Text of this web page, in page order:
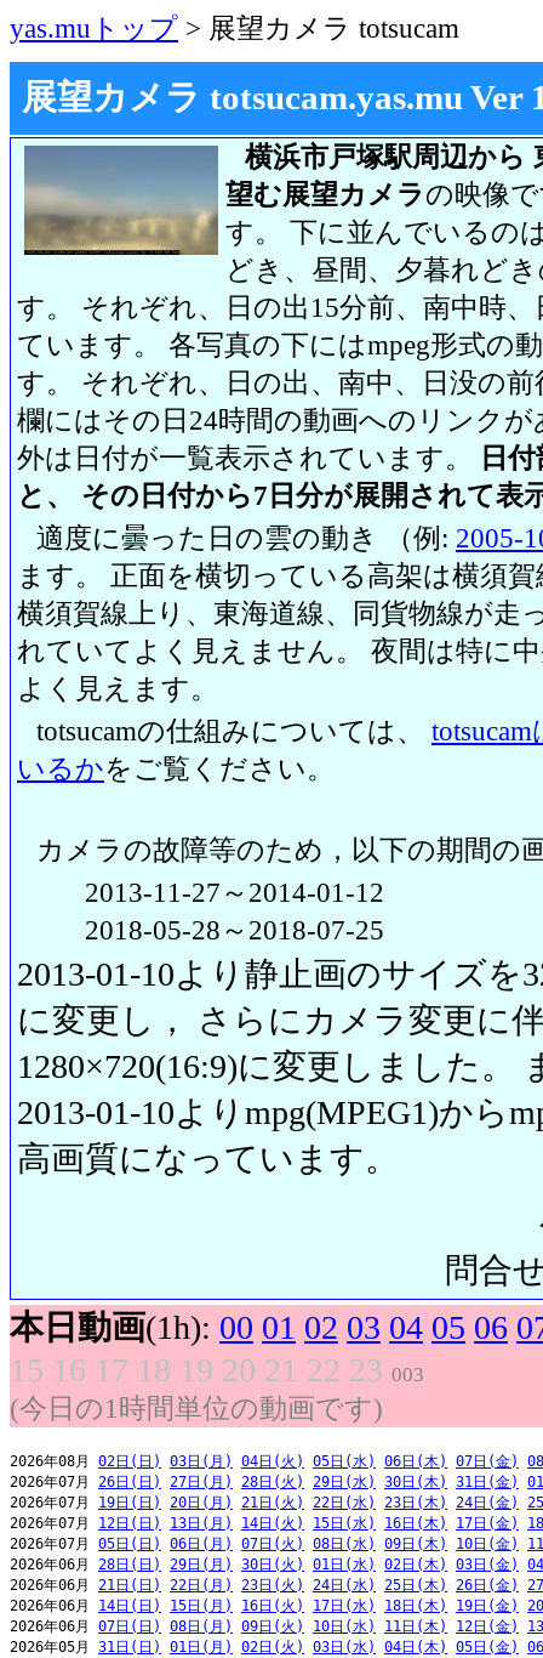
yas.muトップ > 展望カメラ totsucam
展望カメラ totsucam.yas.mu Ver
横浜市戸塚駅周辺から
望む展望カメラの映像
す。 下に並んでいるの
どき、昼間、夕暮れど
す。 それぞれ、日の出15分前、南中時
ています。 各写真の下にはmpeg形式の
す。 それぞれ、日の出、南中、日没の
欄にはその日24時間の動画へのリンク
外は日付が一覧表示されています。
日
と、 その日付から7日分が展開されて表
適度に曇った日の雲の動き （例: 2005-
ます。 正面を横切っている高架は横須
横須賀線上り、東海道線、同貨物線が走
れていてよく見えません。 夜間は特に
よく見えます。
totsucamの仕組みについては、
いるかをご覧ください。
カメラの故障等のため，以下の期間の
2013-11-27～2014-01-12
2018-05-28～2018-07-25
2013-01-10より静止画のサイズを
に変更し， さらにカメラ変更に
1280×720(16:9)に変更しました。
2013-01-10よりmpg(MPEG1)から
高画質になっています。
問合
本日動画(1h): 00 01 02 03 04 05 06
15 16 17 18 19 20 21 22 23 003
(今日の1時間単位の動画です)
2026年08月 02日(日) 03日(月) 04日(火) 05日(水) 06日(木) 07日(金)
2026年07月 26日(日) 27日(月) 28日(火) 29日(水) 30日(木) 31日(金)
2026年07月 19日(日) 20日(月) 21日(火) 22日(水) 23日(木) 24日(金)
2026年07月 12日(日) 13日(月) 14日(火) 15日(水) 16日(木) 17日(金)
2026年07月 05日(日) 06日(月) 07日(火) 08日(水) 09日(木) 10日(金)
2026年06月 28日(日) 29日(月) 30日(火) 01日(水) 02日(木) 03日(金)
2026年06月 21日(日) 22日(月) 23日(火) 24日(水) 25日(木) 26日(金)
2026年06月 14日(日) 15日(月) 16日(火) 17日(水) 18日(木) 19日(金)
2026年06月 07日(日) 08日(月) 09日(火) 10日(水) 11日(木) 12日(金)
2026年05月 31日(日) 01日(月) 02日(火) 03日(水) 04日(木) 05日(金)